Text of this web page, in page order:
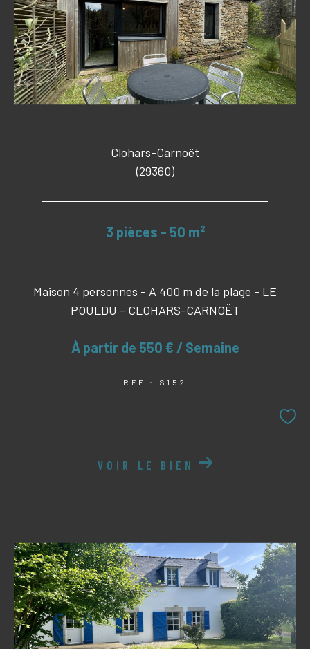
Clohars-Carnoët
(29360)
3 pièces - 50 m²
Maison 4 personnes - A 400 m de la plage - LE
POULDU - CLOHARS-CARNOËT
À partir de 550 € / Semaine
REF : S152
VOIR LE BIEN